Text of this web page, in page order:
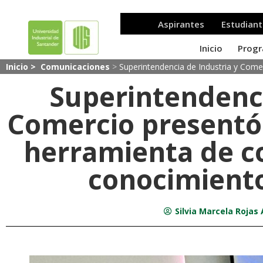
Inicio > Comunicaciones > Superintendencia de Industria y
Comercio
herramienta de
Silvia Marcela Rojas